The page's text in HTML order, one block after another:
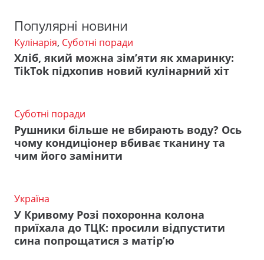
Популярні новини
Кулінарія, Суботні поради
Хліб, який можна зім’яти як хмаринку:
TikTok підхопив новий кулінарний хіт
Суботні поради
Рушники більше не вбирають воду? Ось
чому кондиціонер вбиває тканину та
чим його замінити
Україна
У Кривому Розі похоронна колона
приїхала до ТЦК: просили відпустити
сина попрощатися з матір’ю